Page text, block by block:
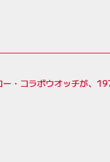
ー・コラボウオッチが、